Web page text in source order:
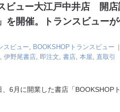
ビュー大江戸中井店 開店
を開催。トランスビュー
スビュー
BOOKSHOPトランスビュー
伊野尾書店 即注文 書店 本屋 直取引
｜
6月に開業した書店「BOOKSHOP